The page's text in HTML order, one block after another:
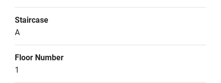
Staircase
A
Floor Number
1